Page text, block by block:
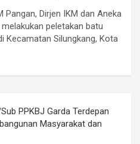
Dirjen IKM dan Aneka
peletakan batu
Kecamatan Silungkang, Kota
PPKBJ Garda Terdepan
Masyarakat dan